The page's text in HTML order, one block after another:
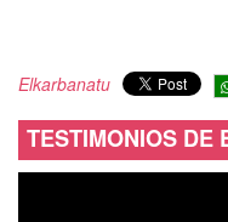
Elkarbanatu
TESTIMONIOS DE